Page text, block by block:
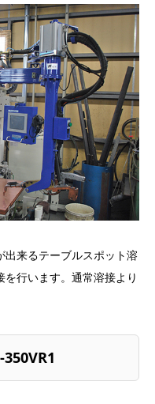
出来るテーブルスポット溶
行います。通常溶接より